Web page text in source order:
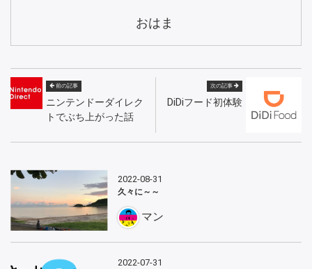
おはま
前の記事
ニンテンドーダイレク
トでぶち上がった話
次の記事
DiDiフード初体験
2022-08-31
久々に～～
マン
2022-07-31